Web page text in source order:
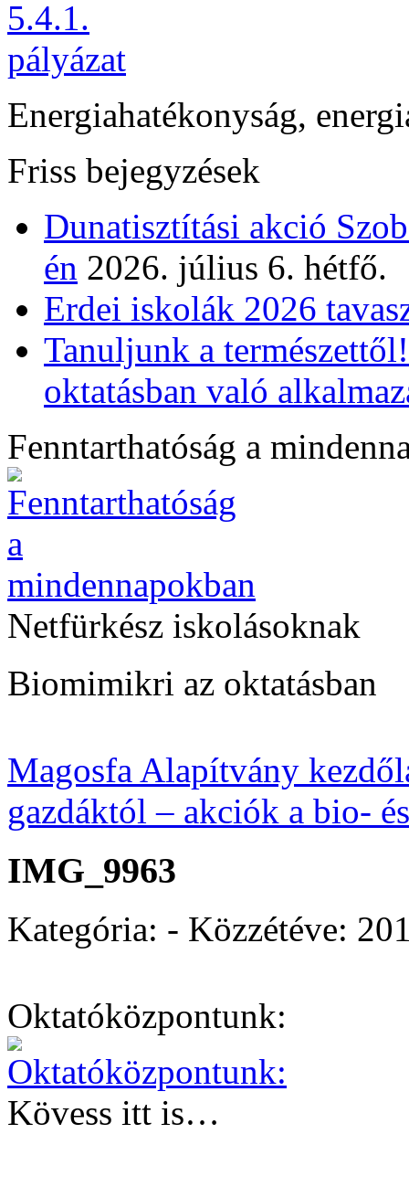
Energiahatékonyság,
Friss bejegyzések
Dunatisztítási akció
én 2026. július 6. hétfő.
Erdei iskolák 2026
Tanuljunk a
oktatásban való
Fenntarthatóság a
Netfürkész iskolásoknak
Biomimikri az oktatásban
Magosfa Alapítvány
gazdáktól – akciók a bio-
IMG_9963
Kategória: - Közzétéve:
Oktatóközpontunk:
Kövess itt is…